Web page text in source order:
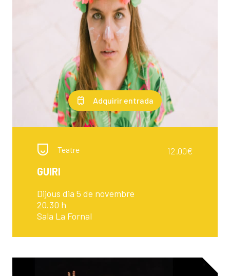
Adquirir entrada
Teatre 12.00€
GUIRI
Dijous dia 5 de novembre
20.30 h
Sala La Fornal